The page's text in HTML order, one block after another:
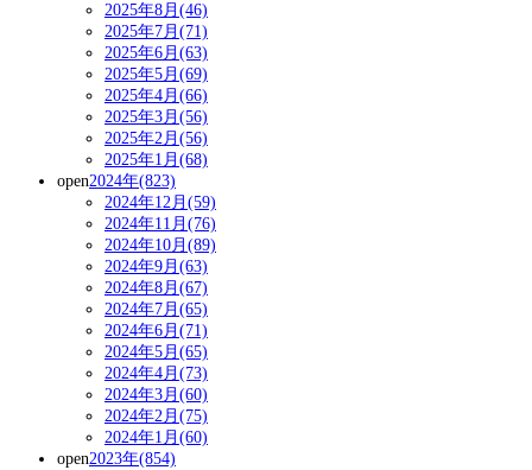
2025年8月(46)
2025年7月(71)
2025年6月(63)
2025年5月(69)
2025年4月(66)
2025年3月(56)
2025年2月(56)
2025年1月(68)
open2024年(823)
2024年12月(59)
2024年11月(76)
2024年10月(89)
2024年9月(63)
2024年8月(67)
2024年7月(65)
2024年6月(71)
2024年5月(65)
2024年4月(73)
2024年3月(60)
2024年2月(75)
2024年1月(60)
open2023年(854)